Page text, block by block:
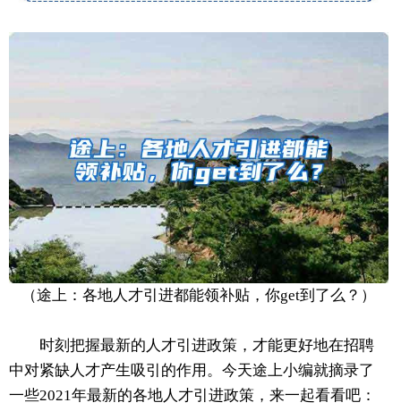
（途上：各地人才引进都能领补贴，你get到了么？）
时刻把握最新的人才引进政策，才能更好地在招聘
中对紧缺人才产生吸引的作用。今天途上小编就摘录了
一些2021年最新的各地人才引进政策，来一起看看吧：